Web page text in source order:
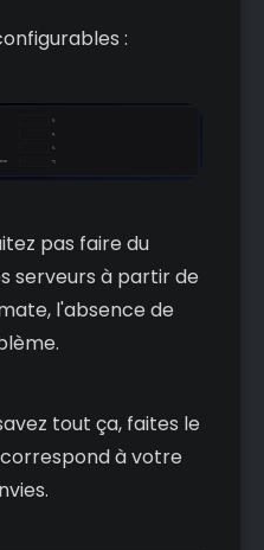
:
pas faire du
serveurs à partir de
l'absence de
tout ça, faites le
à votre